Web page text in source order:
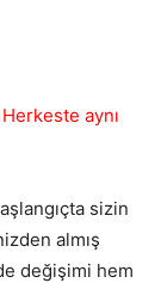
aynı
sizin
almış
değişimi hem